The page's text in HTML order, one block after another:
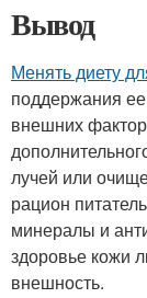
Вывод
Менять диету
поддержания
внешних
лучей или
рацион
минералы и
здоровье кожи
внешность.